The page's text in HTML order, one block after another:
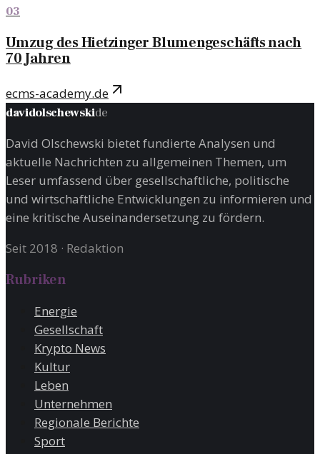
03
Umzug des Hietzinger Blumengeschäfts nach
70 Jahren
ecms-academy.de
davidolschewskide
David Olschewski bietet fundierte Analysen und
aktuelle Nachrichten zu allgemeinen Themen, um
Leser umfassend über gesellschaftliche, politische
und wirtschaftliche Entwicklungen zu informieren und
eine kritische Auseinandersetzung zu fördern.
Seit 2018 · Redaktion
Rubriken
Energie
Gesellschaft
Krypto News
Kultur
Leben
Unternehmen
Regionale Berichte
Sport